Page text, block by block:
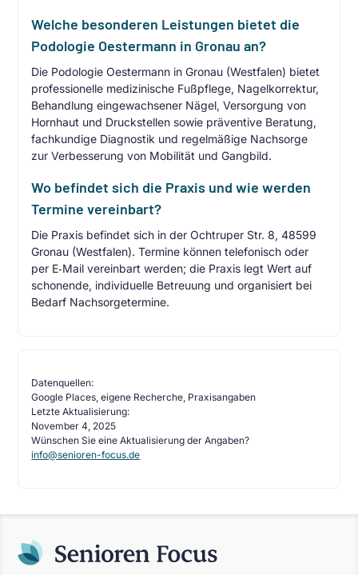
Welche besonderen Leistungen bietet die
Podologie Oestermann in Gronau an?
Die Podologie Oestermann in Gronau (Westfalen) bietet
professionelle medizinische Fußpflege, Nagelkorrektur,
Behandlung eingewachsener Nägel, Versorgung von
Hornhaut und Druckstellen sowie präventive Beratung,
fachkundige Diagnostik und regelmäßige Nachsorge
zur Verbesserung von Mobilität und Gangbild.
Wo befindet sich die Praxis und wie werden
Termine vereinbart?
Die Praxis befindet sich in der Ochtruper Str. 8, 48599
Gronau (Westfalen). Termine können telefonisch oder
per E‑Mail vereinbart werden; die Praxis legt Wert auf
schonende, individuelle Betreuung und organisiert bei
Bedarf Nachsorgetermine.
Datenquellen:
Google Places, eigene Recherche, Praxisangaben
Letzte Aktualisierung:
November 4, 2025
Wünschen Sie eine Aktualisierung der Angaben?
info@senioren-focus.de